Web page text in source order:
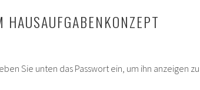
Sie unten das Passwort ein, um ihn anzeigen zu